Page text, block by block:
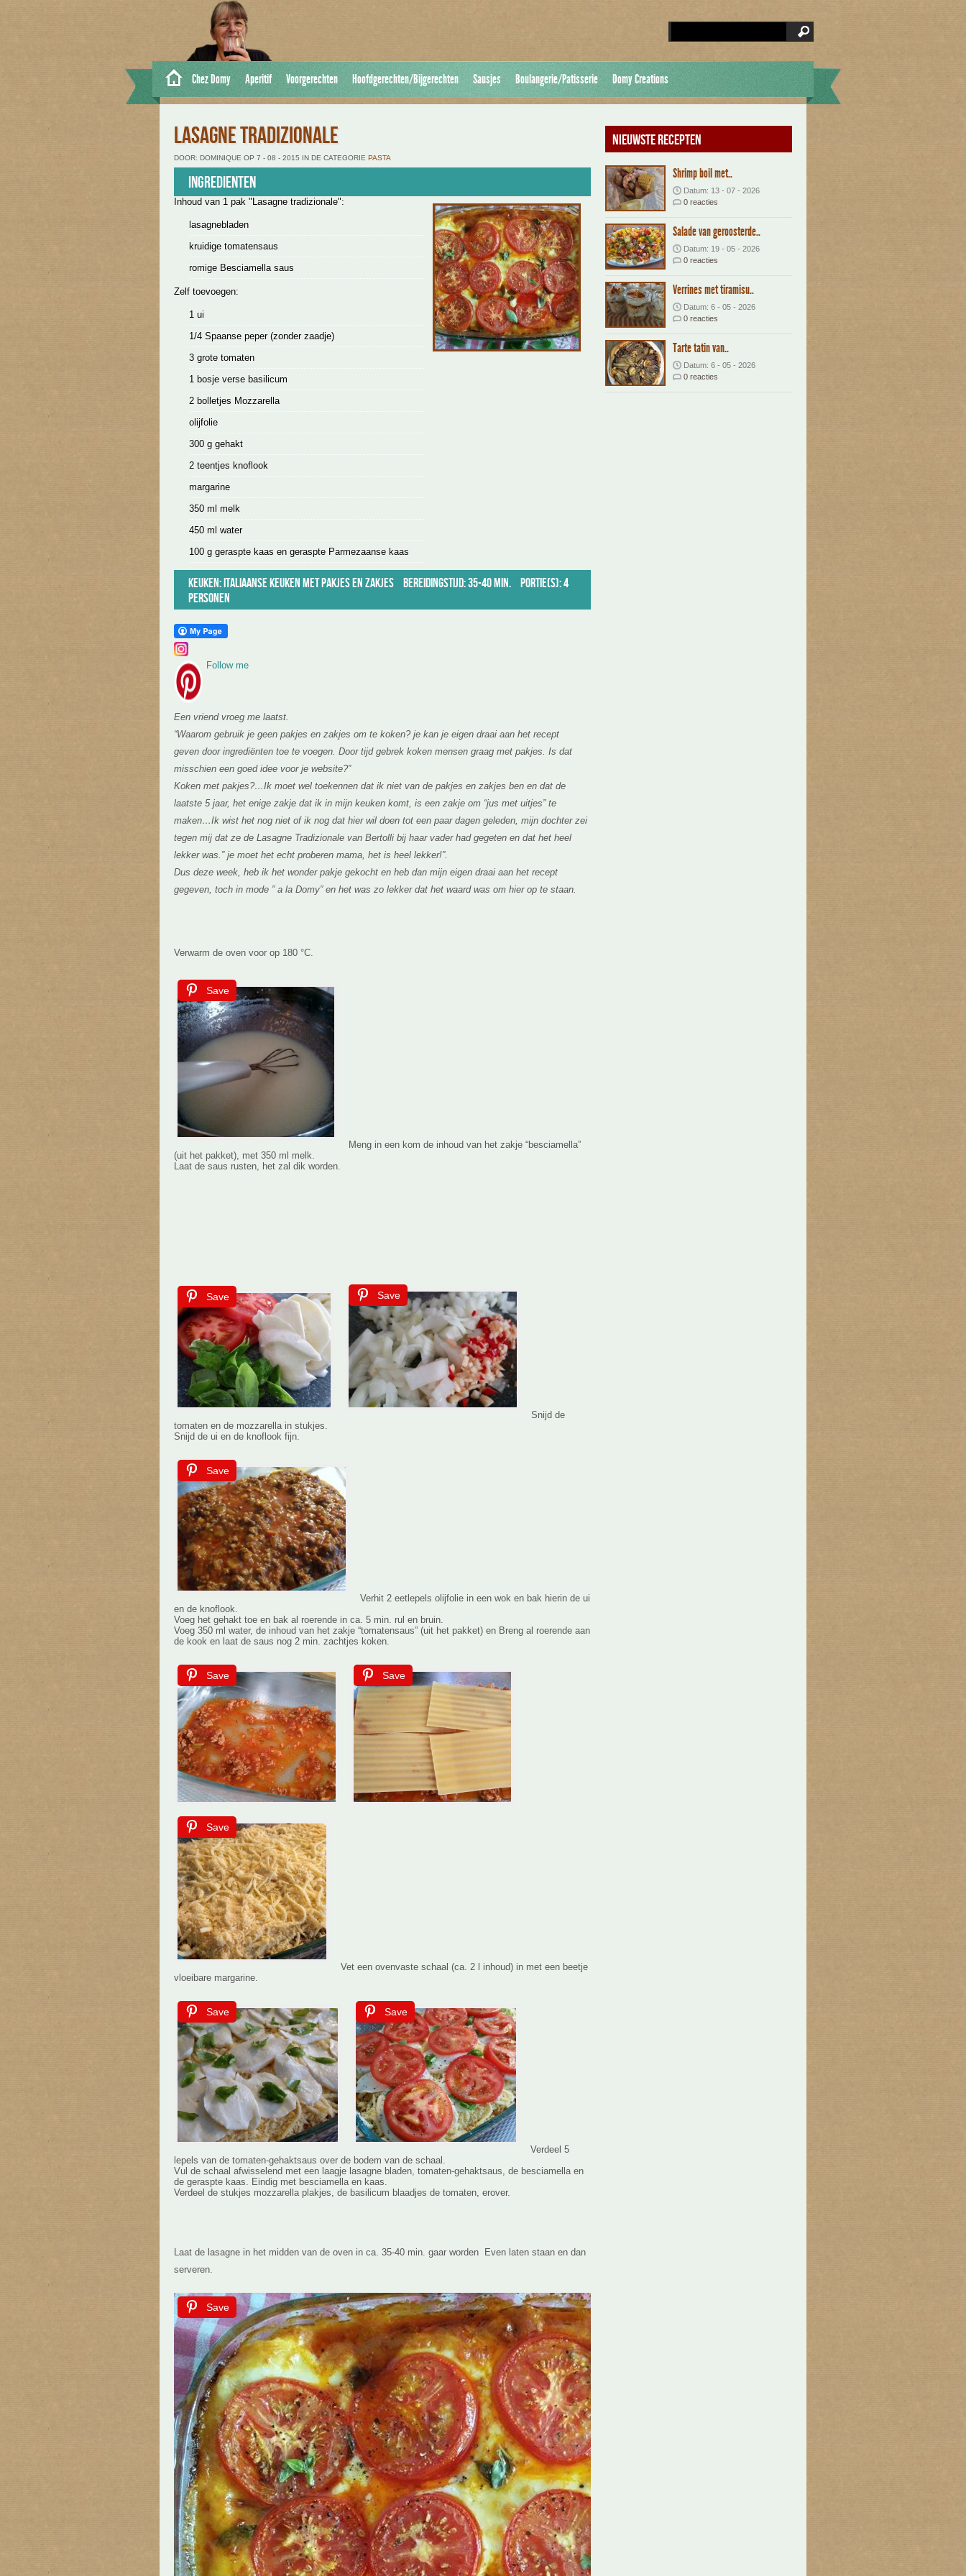
Chez Domy Aperitif Voorgerechten Hoofdgerechten/Bijgerechten Sausjes Boulangerie/Patisserie Domy Creations
LASAGNE TRADIZIONALE
DOOR: DOMINIQUE OP 7 - 08 - 2015 IN DE CATEGORIE PASTA
Ingredienten
Inhoud van 1 pak "Lasagne tradizionale":
lasagnebladen
kruidige tomatensaus
romige Besciamella saus
Zelf toevoegen:
1 ui
1/4 Spaanse peper (zonder zaadje)
3 grote tomaten
1 bosje verse basilicum
2 bolletjes Mozzarella
olijfolie
300 g gehakt
2 teentjes knoflook
margarine
350 ml melk
450 ml water
100 g geraspte kaas en geraspte Parmezaanse kaas
Keuken: Italiaanse keuken Met pakjes en zakjes Bereidingstijd: 35-40 min.
Portie(s): 4
personen
Follow me
Een vriend vroeg me laatst.
“Waarom gebruik je geen pakjes en zakjes om te koken? je kan je eigen draai aan het recept
geven door ingrediënten toe te voegen. Door tijd gebrek koken mensen graag met pakjes. Is dat
misschien een goed idee voor je website?”
Koken met pakjes?…Ik moet wel toekennen dat ik niet van de pakjes en zakjes ben en dat de
laatste 5 jaar, het enige zakje dat ik in mijn keuken komt, is een zakje om “jus met uitjes” te
maken…Ik wist het nog niet of ik nog dat hier wil doen tot een paar dagen geleden, mijn dochter zei
tegen mij dat ze de Lasagne Tradizionale van Bertolli bij haar vader had gegeten en dat het heel
lekker was.” je moet het echt proberen mama, het is heel lekker!”.
Dus deze week, heb ik het wonder pakje gekocht en heb dan mijn eigen draai aan het recept
gegeven, toch in mode ” a la Domy” en het was zo lekker dat het waard was om hier op te staan.
Verwarm de oven voor op 180 °C.
Save
Meng in een kom de inhoud van het zakje “besciamella”
(uit het pakket), met 350 ml melk.
Laat de saus rusten, het zal dik worden.
Save Save
Snijd de
tomaten en de mozzarella in stukjes.
Snijd de ui en de knoflook fijn.
Save
Verhit 2 eetlepels olijfolie in een wok en bak hierin de ui
en de knoflook.
Voeg het gehakt toe en bak al roerende in ca. 5 min. rul en bruin.
Voeg 350 ml water, de inhoud van het zakje “tomatensaus” (uit het pakket) en Breng al roerende aan
de kook en laat de saus nog 2 min. zachtjes koken.
Save Save
Save
Vet een ovenvaste schaal (ca. 2 l inhoud) in met een beetje
vloeibare margarine.
Save Save
Verdeel 5
lepels van de tomaten-gehaktsaus over de bodem van de schaal.
Vul de schaal afwisselend met een laagje lasagne bladen, tomaten-gehaktsaus, de besciamella en
de geraspte kaas. Eindig met besciamella en kaas.
Verdeel de stukjes mozzarella plakjes, de basilicum blaadjes de tomaten, erover.
Laat de lasagne in het midden van de oven in ca. 35-40 min. gaar worden Even laten staan en dan
serveren.
Save
Nieuwste recepten
Shrimp boil met..
Datum: 13 - 07 - 2026
0 reacties
Salade van geroosterde..
Datum: 19 - 05 - 2026
0 reacties
Verrines met tiramisu..
Datum: 6 - 05 - 2026
0 reacties
Tarte tatin van..
Datum: 6 - 05 - 2026
0 reacties